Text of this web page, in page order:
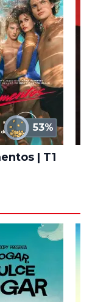
53%
| T1